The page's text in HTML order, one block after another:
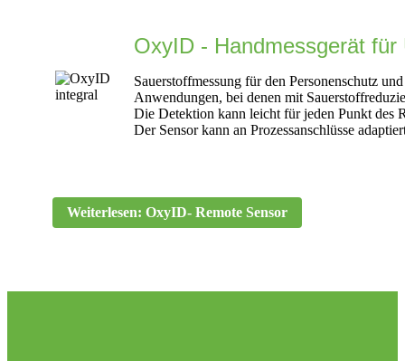
OxyID - Handmessgerät
Sauerstoffmessung für den Personenschutz
Anwendungen, bei denen mit
Die Detektion kann leicht für jeden Punkt des
Der Sensor kann an Prozessanschlüsse
Weiterlesen: OxyID- Remote Sensor